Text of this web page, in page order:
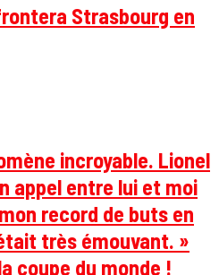
Strasbourg en
incroyable. Lionel
appel entre lui et moi
record de buts en
très émouvant. »
coupe du monde !